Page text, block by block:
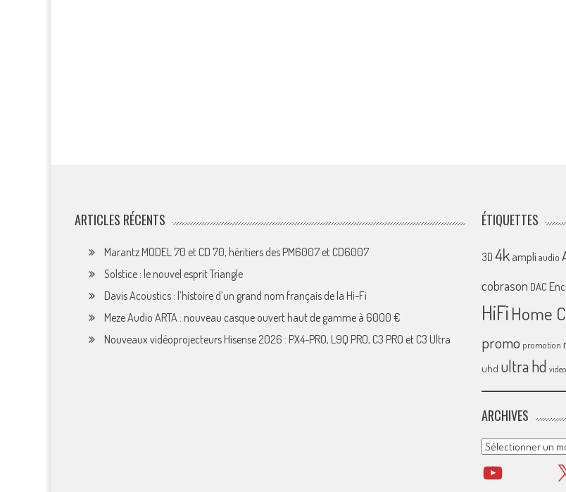
ARTICLES RÉCENTS
Marantz MODEL 70 et CD 70, héritiers des PM6007 et CD6007
Solstice : le nouvel esprit Triangle
Davis Acoustics : l’histoire d’un grand nom français de la Hi-Fi
Meze Audio ARTA : nouveau casque ouvert haut de gamme à 6000 €
Nouveaux vidéoprojecteurs Hisense 2026 : PX4-PRO, L9Q PRO, C3 PRO et C3 Ultra
ÉTIQUETTES
3D 4k ampliaudio
cobrason DAC
HiFiHome
promo promotion
uhd ultra hd video
ARCHIVES
Archives
YouTube X